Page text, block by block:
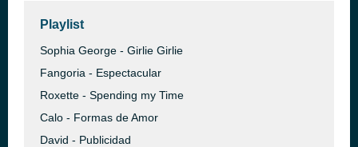
Playlist
Sophia George - Girlie Girlie
Fangoria - Espectacular
Roxette - Spending my Time
Calo - Formas de Amor
David - Publicidad